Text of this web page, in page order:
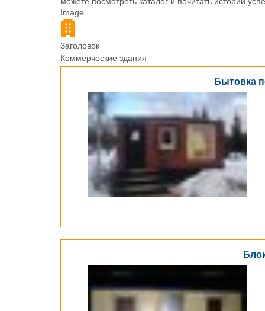
Image
Заголовок
Коммерческие здания
Бытовка